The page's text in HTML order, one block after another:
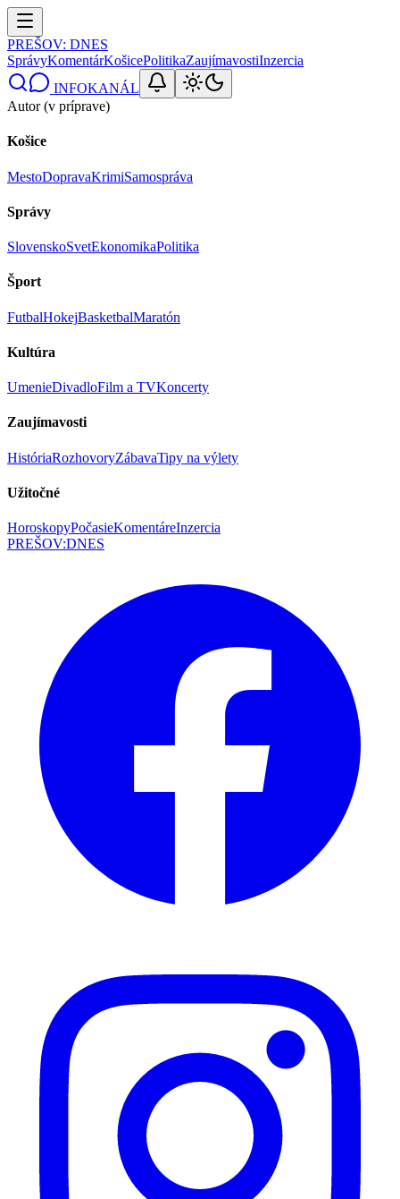
PREŠOV: DNES
SprávyKomentárKošicePolitikaZaujímavostiInzercia
INFOKANÁL
Autor (v príprave)
Košice
MestoDopravaKrimiSamospráva
Správy
SlovenskoSvetEkonomikaPolitika
Šport
FutbalHokejBasketbalMaratón
Kultúra
UmenieDivadloFilm a TVKoncerty
Zaujímavosti
HistóriaRozhovoryZábavaTipy na výlety
Užitočné
HoroskopyPočasieKomentáreInzercia
PREŠOV:DNES